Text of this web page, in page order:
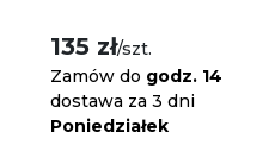
135 zł/szt.
Zamów do godz. 14
dostawa za 3 dni
Poniedziałek